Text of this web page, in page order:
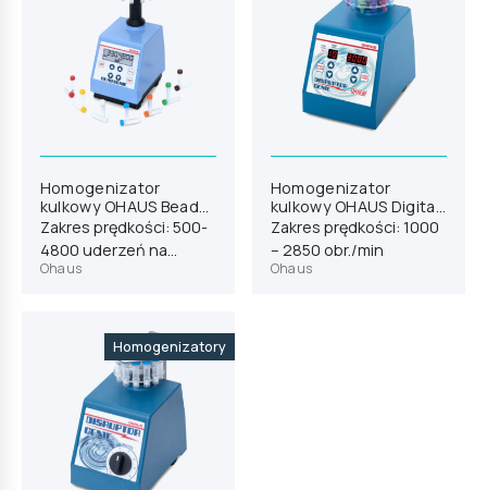
Homogenizator
kulkowy OHAUS Bead
Genie (83041306)
Zakres prędkości: 500-
4800 uderzeń na
minutę
Ohaus
Homogenizator
kulkowy OHAUS Digital
Genie D2D (83041287)
Zakres prędkości: 1000
– 2850 obr./min
Ohaus
Homogenizatory